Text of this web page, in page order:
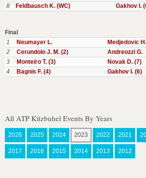
8
Feldbausch K. (WC) Gakhov I.
Final
1
Neumayer L. Medjedovic
2
Cerundolo J. M. (2) Andreozzi G.
3
Monteiro T. (3) Novak D. (7)
4
Bagnis F. (4) Gakhov I. (6)
All ATP Kitzbuhel Events By Years
2026 2025 2024 2023 2022 2021
2017 2016 2015 2014 2013 2012